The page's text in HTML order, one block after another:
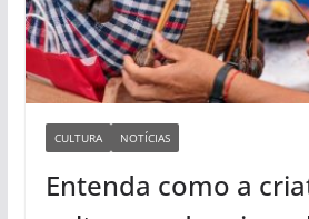
CULTURA NOTÍCIAS
Entenda como a